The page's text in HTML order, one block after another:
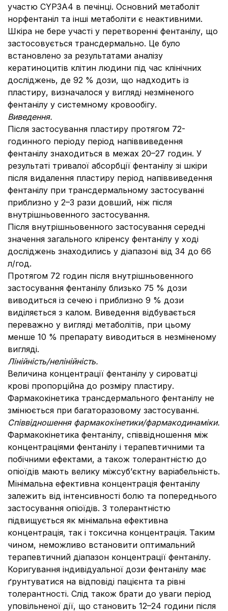
участю CYP3A4 в печінці. Основний метаболіт
норфентаніл та інші метаболіти є неактивними.
Шкіра не бере участі у перетворенні фентанілу, що
застосовується трансдермально. Це було
встановлено за результатами аналізу
кератиноцитів клітин людини під час клінічних
досліджень, де 92 % дози, що надходить із
пластиру, визначалося у вигляді незміненого
фентанілу у системному кровообігу.
Виведення.
Після застосування пластиру протягом 72-
годинного періоду період напіввиведення
фентанілу знаходиться в межах 20–27 годин. У
результаті тривалої абсорбції фентанілу зі шкіри
після видалення пластиру період напіввиведення
фентанілу при трансдермальному застосуванні
приблизно у 2–3 рази довший, ніж після
внутрішньовенного застосування.
Після внутрішньовенного застосування середні
значення загального кліренсу фентанілу у ході
досліджень знаходились у діапазоні від 34 до 66
л/год.
Протягом 72 годин після внутрішньовенного
застосування фентанілу близько 75 % дози
виводиться із сечею і приблизно 9 % дози
виділяється з калом. Виведення відбувається
переважно у вигляді метаболітів, при цьому
менше 10 % препарату виводиться в незміненому
вигляді.
Лінійність/нелінійність.
Величина концентрації фентанілу у сироватці
крові пропорційна до розміру пластиру.
Фармакокінетика трансдермального фентанілу не
змінюється при багаторазовому застосуванні.
Співвідношення фармакокінетики/фармакодинаміки.
Фармакокінетика фентанілу, співвідношення між
концентраціями фентанілу і терапевтичними та
побічними ефектами, а також толерантністю до
опіоїдів мають велику міжсуб’єктну варіабельність.
Мінімальна ефективна концентрація фентанілу
залежить від інтенсивності болю та попереднього
застосування опіоїдів. З толерантністю
підвищується як мінімальна ефективна
концентрація, так і токсична концентрація. Таким
чином, неможливо встановити оптимальний
терапевтичний діапазон концентрації фентанілу.
Коригування індивідуальної дози фентанілу має
ґрунтуватися на відповіді пацієнта та рівні
толерантності. Слід також брати до уваги період
уповільненої дії, що становить 12–24 години після